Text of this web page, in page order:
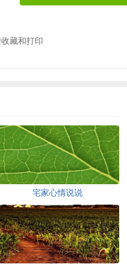
藏和打印
宅家心情说说